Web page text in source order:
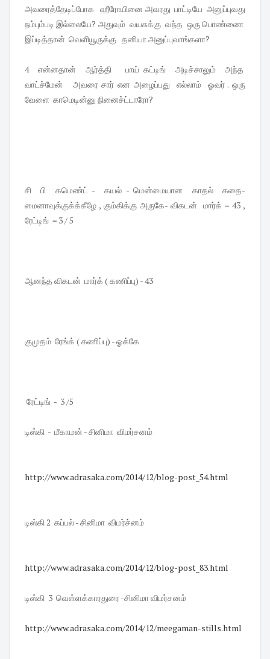
அவரைத்தேடிப்போக ஹீரோயினை அவரது பாட்டியே அனுப்புவது
நம்பும்படி இல்லையே? அதுவும் வயசுக்கு வந்த ஒரு பொண்ணை
இப்டித்தான் வெளியூருக்கு தனியா அனுப்புவாங்களா?
4 என்னதான் ஆர்த்தி பாய் கட்டிங் அடிச்சாலும் அந்த
வாட்ச்மேன் அவரை சார் என அழைப்பது எல்லாம் ஓவர் . ஒரு
வேளை காமெடின்னு நினைச்ட்டாரோ?
சி பி கமெண்ட் - கயல் - மென்மையான காதல் கதை-
மைனாவுக்குக்க்கீழே , கும்கிக்கு அருகே- விகடன் மார்க் = 43 ,
ரேட்டிங் = 3 / 5
ஆனந்த விகடன் மார்க் ( கணிப்பு) - 43
குமுதம் ரேங்க் ( கணிப்பு) - ஓக்கே
ரேட்டிங் - 3 /5
டிஸ்கி - மீகாமன் - சினிமா விமர்சனம்
http://www.adrasaka.com/2014/12/blog-post_54.html
டிஸ்கி 2 கப்பல் - சினிமா விமர்ச்னம்
http://www.adrasaka.com/2014/12/blog-post_83.html
டிஸ்கி 3 வெள்ளக்காரதுரை -சினிமா விமர்சனம்
http://www.adrasaka.com/2014/12/meegaman-stills.html